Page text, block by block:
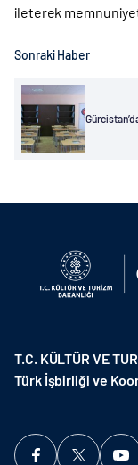
ileterek
Sonraki Haber
T.C. KÜLTÜR VE
Türk İşbirliği ve